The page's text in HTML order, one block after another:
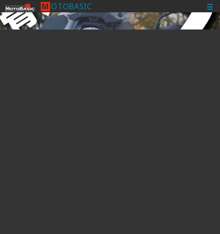
M OTOBASIC